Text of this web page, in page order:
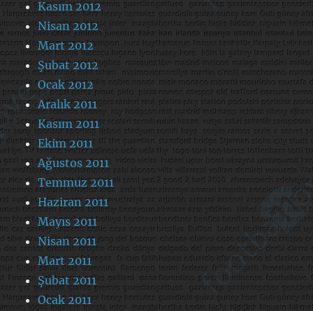
Kasım 2012
Nisan 2012
Mart 2012
Şubat 2012
Ocak 2012
Aralık 2011
Kasım 2011
Ekim 2011
Ağustos 2011
Temmuz 2011
Haziran 2011
Mayıs 2011
Nisan 2011
Mart 2011
Şubat 2011
Ocak 2011